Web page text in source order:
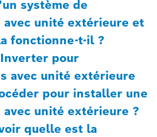
système de
unité extérieure et
fonctionne-t-il ?
pour
avec unité extérieure
pour installer une
unité extérieure ?
quelle est la